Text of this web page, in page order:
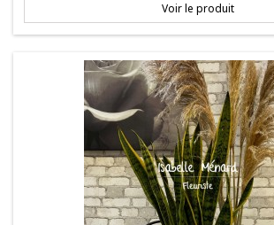
Voir le produit